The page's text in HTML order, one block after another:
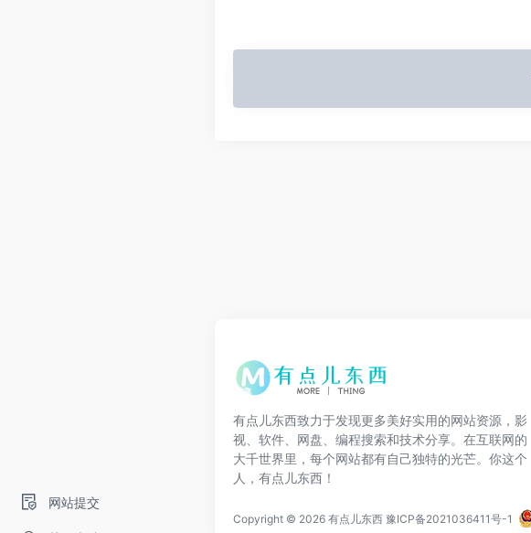
网站提交
有点儿东西致力于发现更多美好实用的网站资源，影
视、软件、网盘、编程搜索和技术分享。在互联网的
大千世界里，每个网站都有自己独特的光芒。你这个
人，有点儿东西！
Copyright © 2026 有点儿东西 豫ICP备2021036411号-1